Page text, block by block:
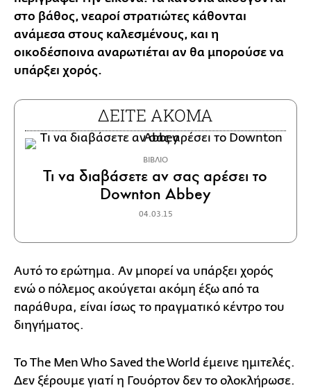
στο βάθος, νεαροί στρατιώτες κάθονται
ανάμεσα στους καλεσμένους, και η
οικοδέσποινα αναρωτιέται αν θα μπορούσε να
υπάρξει χορός.
ΔΕΙΤΕ ΑΚΟΜΑ
ΒΙΒΛΙΟ
Τι να διαβάσετε αν σας αρέσει το
Downton Abbey
04.03.15
Αυτό το ερώτημα. Aν μπορεί να υπάρξει χορός
ενώ ο πόλεμος ακούγεται ακόμη έξω από τα
παράθυρα, είναι ίσως το πραγματικό κέντρο του
διηγήματος.
Το The Men Who Saved the World έμεινε ημιτελές.
Δεν ξέρουμε γιατί η Γουόρτον δεν το ολοκλήρωσε.